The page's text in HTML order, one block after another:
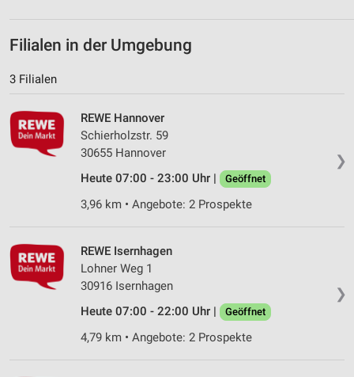
Filialen in der Umgebung
3 Filialen
❯
REWE Hannover
Schierholzstr. 59
30655 Hannover
Heute 07:00 - 23:00 Uhr |
Geöffnet
3,96 km • Angebote: 2 Prospekte
❯
REWE Isernhagen
Lohner Weg 1
30916 Isernhagen
Heute 07:00 - 22:00 Uhr |
Geöffnet
4,79 km • Angebote: 2 Prospekte
Messung der Werbeleistung
Messung der Performance von Inhalten
Kombinationen von Daten aus verschiedenen
Quellen
Verwendung genauer Standortdaten
Geräte anhand von aktiv angeforderten
Informationen identifizieren
Nicht-IAB-Verarbeitungszwecke: